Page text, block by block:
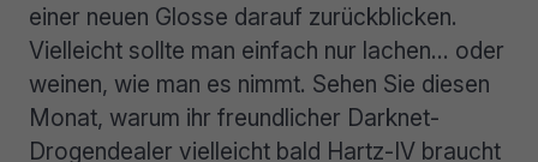
einer neuen Glosse darauf zurückblicken.
Vielleicht sollte man einfach nur lachen… oder
weinen, wie man es nimmt. Sehen Sie diesen
Monat, warum ihr freundlicher Darknet-
Drogendealer vielleicht bald Hartz-IV braucht